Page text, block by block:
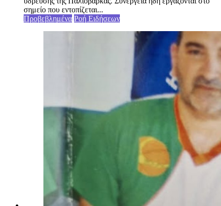
σημείο που εντοπίζεται...
Προβεβλημένα Ροή Ειδήσεων